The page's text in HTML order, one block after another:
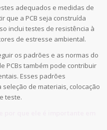
adequados e medidas de
que a PCB seja construída
inclui testes de resistência à
de estresse ambiental.
os padrões e as normas do
PCBs também pode contribuir
Esses padrões
de materiais, colocação
teste.